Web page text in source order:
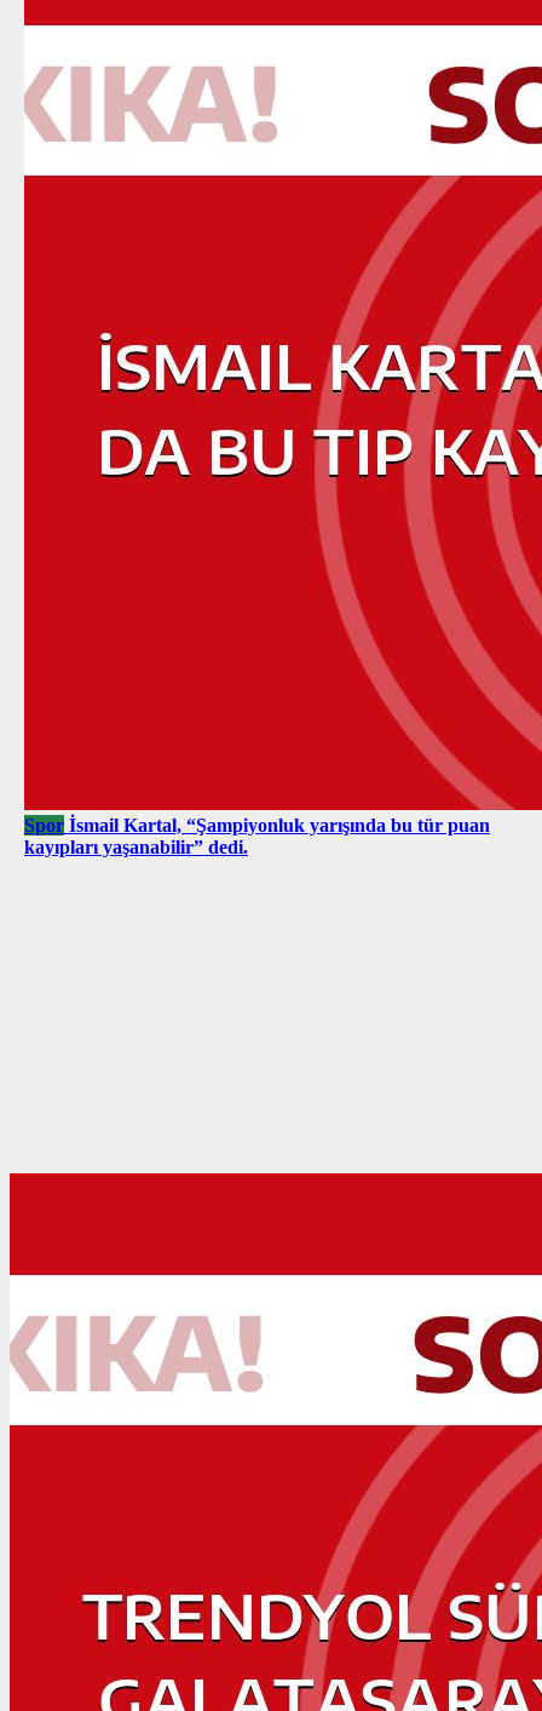
Spor İsmail Kartal, “Şampiyonluk yarışında bu tür puan
kayıpları yaşanabilir” dedi.